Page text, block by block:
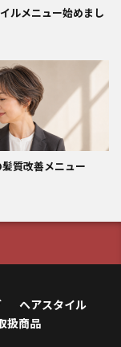
ルメニュー始めまし
質改善メニュー
ヘアスタイル
扱商品